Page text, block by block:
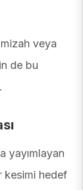
veya
de bu
yayımlayan
kesimi hedef